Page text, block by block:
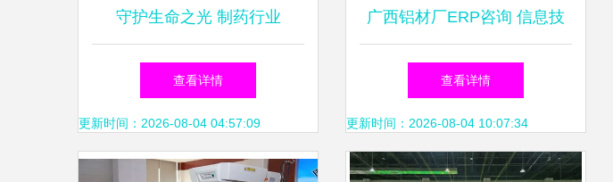
守护生命之光 制药行业
的“痛”与“药”，信息技术咨询
如何破局
查看详情
更新时间：2026-08-04 04:57:09
广西铝材厂ERP咨询 信息技
术咨询服务赋能企业转型升级
查看详情
更新时间：2026-08-04 10:07:34